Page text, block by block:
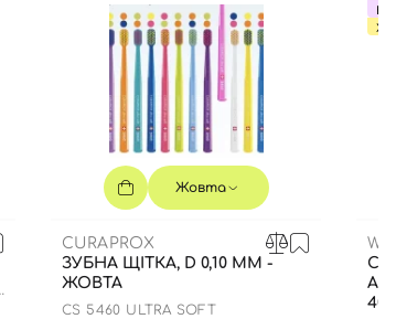
Жовта
CURAPROX
ЗУБНА ЩІТКА, D 0,10 ММ -
ЖОВТА
CS 5460 ULTRA SOFT
ХІТ
40